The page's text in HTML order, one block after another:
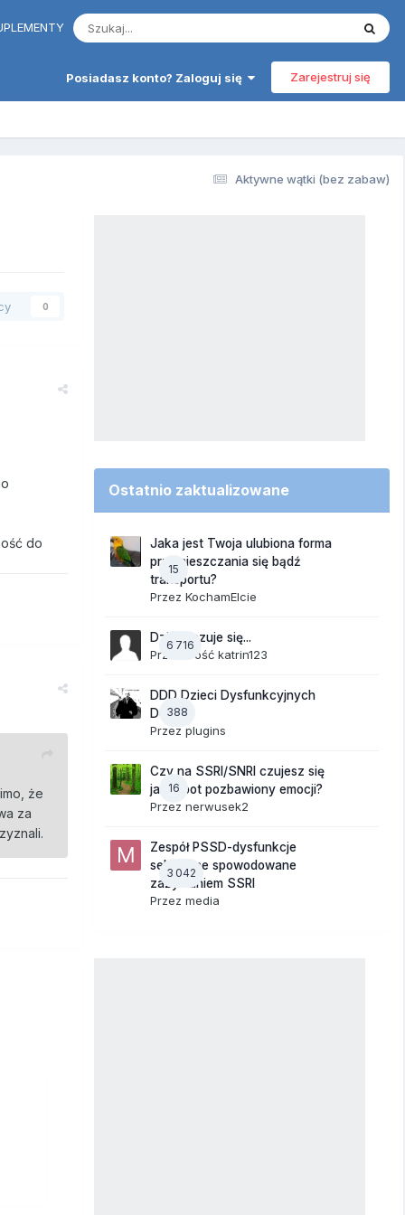
Posiadasz konto? Zaloguj się Zarejestruj się
Aktywne wątki (bez zabaw)
0
do
że
za
Ostatnio zaktualizowane
15
Jaka jest Twoja ulubiona forma
przemieszczania się bądź
transportu?
Przez KochamElcie
6 716
Dzisiaj czuje się...
Przez Gość katrin123
388
DDD Dzieci Dysfunkcyjnych
Domów
Przez plugins
16
Czy na SSRI/SNRI czujesz się
jak robot pozbawiony emocji?
Przez nerwusek2
3 042
Zespół PSSD-dysfunkcje
seksualne spowodowane
zażywaniem SSRI
Przez media